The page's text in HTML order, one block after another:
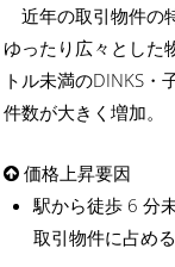
近年の取引物件の
ゆったり広々とした
トル未満のDINKS
件数が大きく増加。
価格上昇要因
駅から徒歩 6 分
取引物件に占め